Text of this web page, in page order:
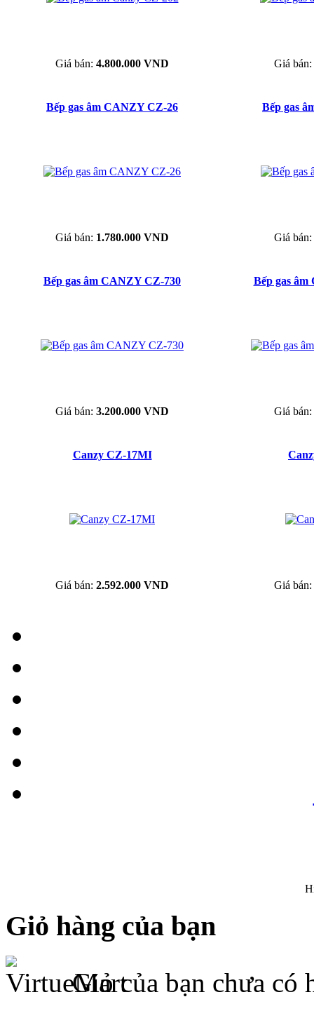
Giá bán: 4.800.000 VND Giá bán:
Bếp gas âm CANZY CZ-26
Giá bán: 1.780.000 VND
Bếp gas
Giá bán:
Bếp gas âm CANZY CZ-730
Giá bán: 3.200.000 VND
Bếp gas
Giá bán:
Canzy CZ-17MI
Giá bán: 2.592.000 VND Giá bán:
Giỏ hàng của bạn
Giỏ của bạn chưa có